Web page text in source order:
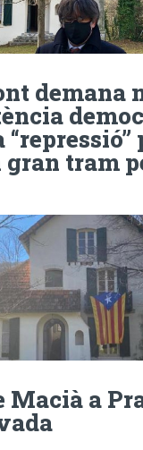
demana
gran tram
Macià a